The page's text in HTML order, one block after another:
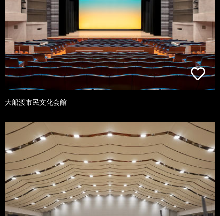
大船渡市民文化会館